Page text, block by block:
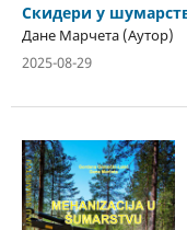
Скидери у
Дане Марчета (Аутор)
2025-08-29